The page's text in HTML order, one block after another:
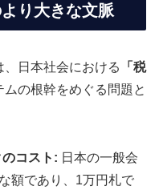
り大きな文脈
日本社会における
「税
ムの根幹をめぐる問題と
コスト: 日本の一般会
額であり、1万円札で